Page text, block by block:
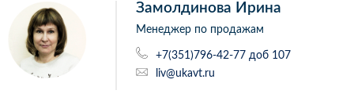
Замолдинова Ирина
Менеджер по продажам
+7(351)796-42-77 доб 107
liv@ukavt.ru